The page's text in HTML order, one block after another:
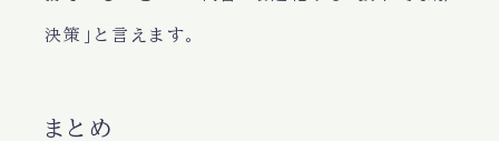
決策」と言えます。
まとめ